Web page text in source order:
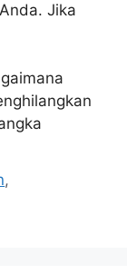
Jika
,